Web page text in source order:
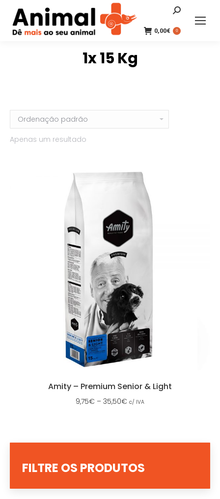
Search:
0,00€ 0
1x 15 Kg
Apenas um resultado
Amity – Premium Senior & Light
9,75€ – 35,50€ c/ IVA
FILTRE OS PRODUTOS